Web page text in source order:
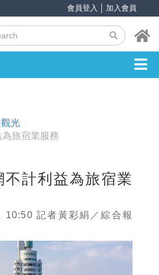
會員登入 加入會員
光
旅宿業服務
不計利益為旅宿業
10:50 記者黃彩絹／綜合報